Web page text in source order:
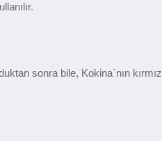
sonra bile, Kokina`nın